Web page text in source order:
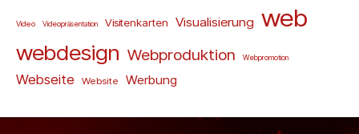
Video Videopräsentation Visitenkarten Visualisierung web
webdesign Webproduktion Webpromotion
Webseite Website Werbung